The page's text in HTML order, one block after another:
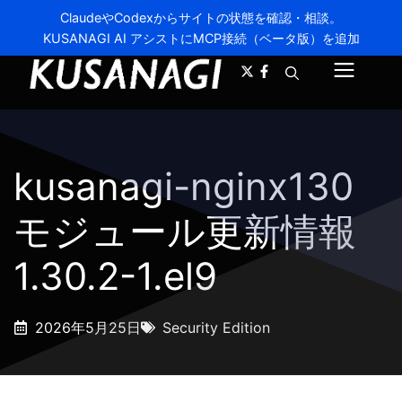
ClaudeやCodexからサイトの状態を確認・相談。
KUSANAGI AI アシストにMCP接続（ベータ版）を追加
ニ
kusanagi-nginx130
モジュール更新情報
1.30.2-1.el9
2026年5月25日 Security Edition
A- A+